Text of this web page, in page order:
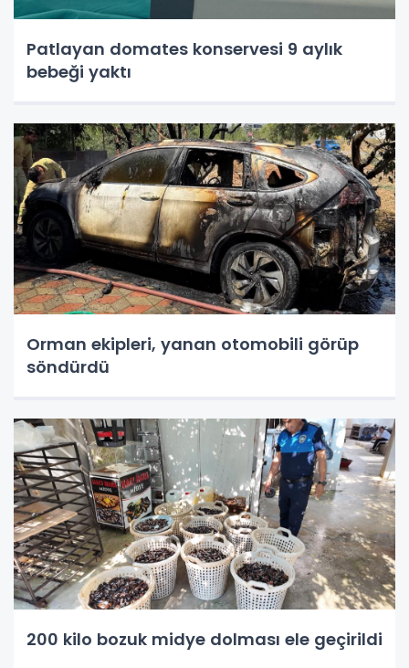
Patlayan domates konservesi 9 aylık
bebeği yaktı
Orman ekipleri, yanan otomobili görüp
söndürdü
200 kilo bozuk midye dolması ele geçirildi